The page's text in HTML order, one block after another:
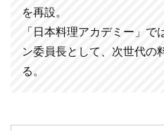
を再設。
「日本料理アカデミー」で
ン委員長として、次世代の
る。